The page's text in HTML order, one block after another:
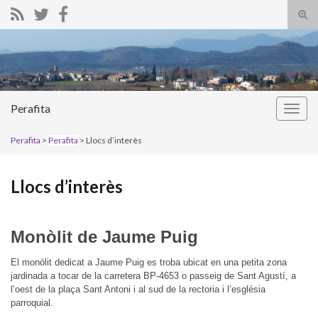
el
de
Perafita
Perafita > Perafita > Llocs d’interès
Llocs d’interès
Monòlit de Jaume Puig
El monòlit dedicat a Jaume Puig es troba ubicat en una petita zona
jardinada a tocar de la carretera BP-4653 o passeig de Sant Agustí, a
l’oest de la plaça Sant Antoni i al sud de la rectoria i l’església
parroquial.